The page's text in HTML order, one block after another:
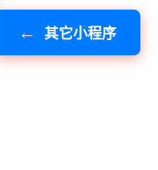
其它小程序